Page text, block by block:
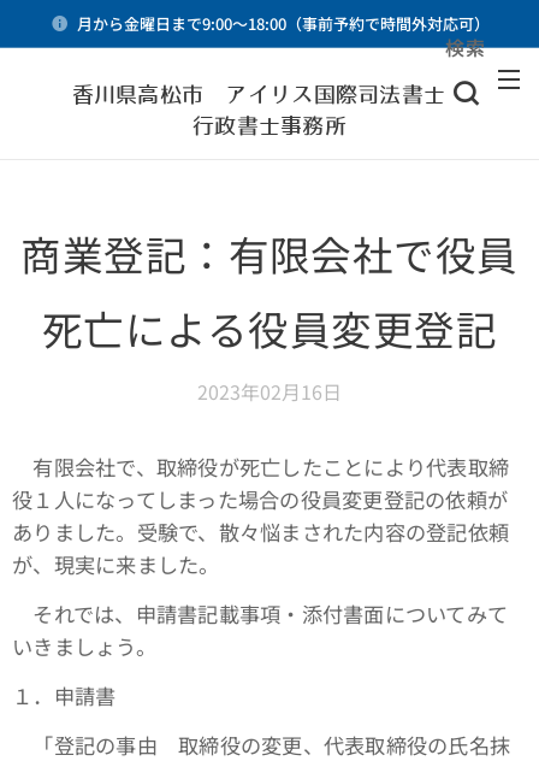
月から金曜日まで9:00～18:00（事前予約で時間外対応可）
香川県高松市 アイリス国際司法書士・
行政書士事務所
検索
商業登記：有限会社で役員
死亡による役員変更登記
2023年02月16日
有限会社で、取締役が死亡したことにより代表取締
役１人になってしまった場合の役員変更登記の依頼が
ありました。受験で、散々悩まされた内容の登記依頼
が、現実に来ました。
それでは、申請書記載事項・添付書面についてみて
いきましょう。
１．申請書
「登記の事由 取締役の変更、代表取締役の氏名抹